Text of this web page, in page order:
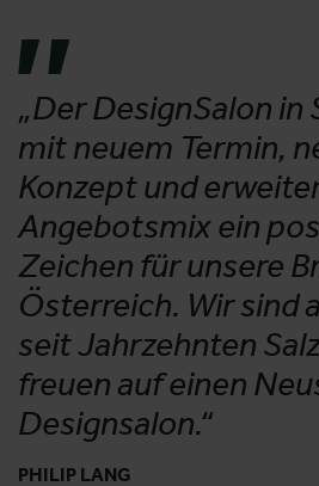
„Der DesignSalon in
mit neuem Termin,
Konzept und
Angebotsmix ein
Zeichen für unsere
Österreich. Wir sind
seit Jahrzehnten
freuen auf einen
Designsalon.“
PHILIP LANG